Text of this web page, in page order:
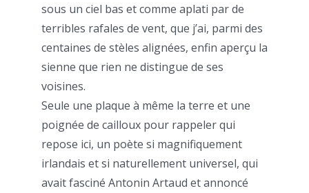
sous un ciel bas et comme aplati par de
terribles rafales de vent, que j’ai, parmi des
centaines de stèles alignées, enfin aperçu la
sienne que rien ne distingue de ses
voisines.
Seule une plaque à même la terre et une
poignée de cailloux pour rappeler qui
repose ici, un poète si magnifiquement
irlandais et si naturellement universel, qui
avait fasciné Antonin Artaud et annoncé